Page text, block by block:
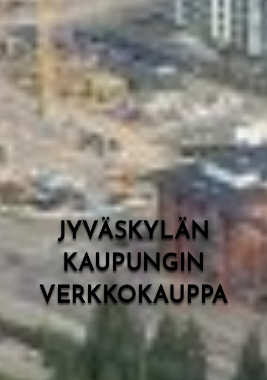
Lasten Lysti & LystiKylä-festivaali
Ohje
English
JYVÄSKYLÄN
KAUPUNGIN
VERKKOKAUPPA